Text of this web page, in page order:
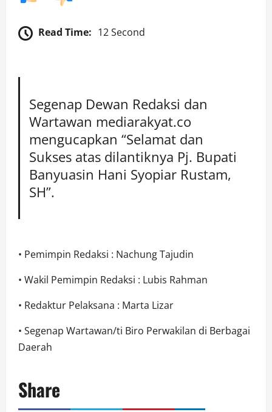
Read Time: 12 Second
Segenap Dewan Redaksi dan
Wartawan mediarakyat.co
mengucapkan “Selamat dan
Sukses atas dilantiknya Pj. Bupati
Banyuasin Hani Syopiar Rustam,
SH”.
• Pemimpin Redaksi : Nachung Tajudin
• Wakil Pemimpin Redaksi : Lubis Rahman
• Redaktur Pelaksana : Marta Lizar
• Segenap Wartawan/ti Biro Perwakilan di Berbagai
Daerah
Share